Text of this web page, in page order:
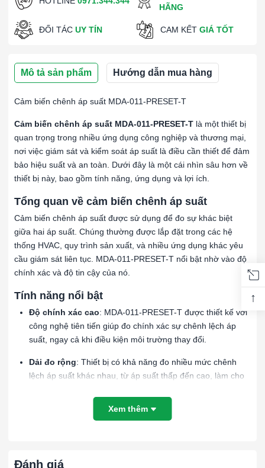
HÃNG
ĐỐI TÁC UY TÍN CAM KẾT GIÁ TỐT
Mô tả sản phẩm Hướng dẫn mua hàng
Cảm biến chênh áp suất MDA-011-PRESET-T
Cảm biến chênh áp suất MDA-011-PRESET-T là một thiết bị
quan trọng trong nhiều ứng dụng công nghiệp và thương mại,
nơi việc giám sát và kiểm soát áp suất là điều cần thiết để đảm
bảo hiệu suất và an toàn. Dưới đây là một cái nhìn sâu hơn về
thiết bị này, bao gồm tính năng, ứng dụng và lợi ích.
Tổng quan về cảm biến chênh áp suất
Cảm biến chênh áp suất được sử dụng để đo sự khác biệt
giữa hai áp suất. Chúng thường được lắp đặt trong các hệ
thống HVAC, quy trình sản xuất, và nhiều ứng dụng khác yêu
cầu giám sát liên tục. MDA-011-PRESET-T nổi bật nhờ vào độ
chính xác và độ tin cậy của nó.
Tính năng nổi bật
Độ chính xác cao: MDA-011-PRESET-T được thiết kế với
công nghệ tiên tiến giúp đo chính xác sự chênh lệch áp
suất, ngay cả khi điều kiện môi trường thay đổi.
Dải đo rộng: Thiết bị có khả năng đo nhiều mức chênh
lệch áp suất khác nhau, từ áp suất thấp đến cao, làm cho
: Cảm biến này thường cung cấp tín hiệu
Xem thêm
Đánh giá
↑